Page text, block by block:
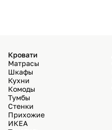
Кровати
Матрасы
Шкафы
Кухни
Комоды
Тумбы
Стенки
Прихожие
ИКЕА